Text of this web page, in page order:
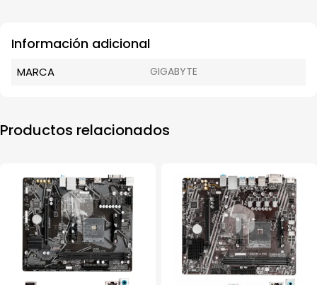
Información adicional
MARCA GIGABYTE
Productos relacionados